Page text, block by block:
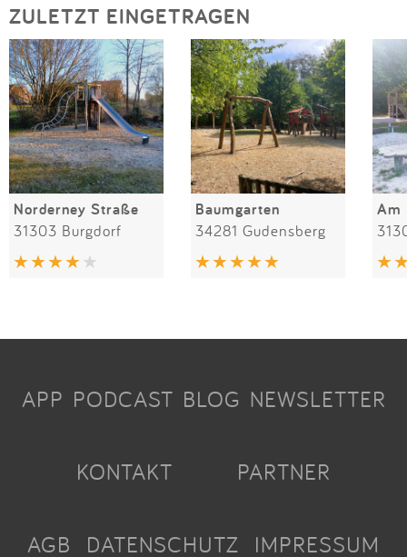
ZULETZT EINGETRAGEN
Norderney Straße
31303 Burgdorf
Baumgarten
34281 Gudensberg
Am
APP PODCAST BLOG NEWSLETTER
KONTAKT PARTNER
AGB DATENSCHUTZ IMPRESSUM